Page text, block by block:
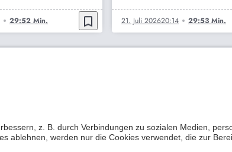
29:52 Min. bookmark_border 21. Juli 202620:14 29:53 Min.